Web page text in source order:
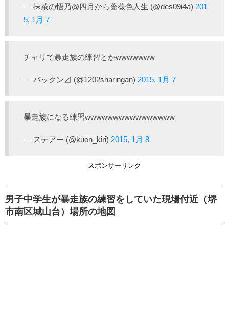
— 抹茶の悟乃@四月から薔薇色人生 (@des09i4a) 201
5, 1月 7
チャリで暴走族の練習とかwwwwwww
— パックン⊿ (@1202sharingan) 2015, 1月 7
暴走族になる練習wwwwwwwwwwwwwwww
— ステアー (@kuon_kiri) 2015, 1月 8
スポンサーリンク
男子中学生が暴走族の練習をしていた現場付近（堺
市南区城山台）場所の地図